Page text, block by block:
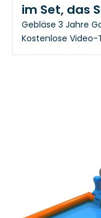
im Set, das
Gebläse 3 Jahre
Kostenlose Video-